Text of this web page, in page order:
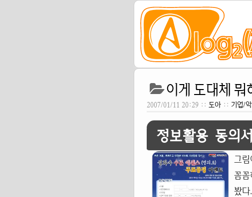
이게 도대체 뭐
2007/01/11 20:29 :: 도아 :: 기업/
정보활용 동의서
그
꼼
봤